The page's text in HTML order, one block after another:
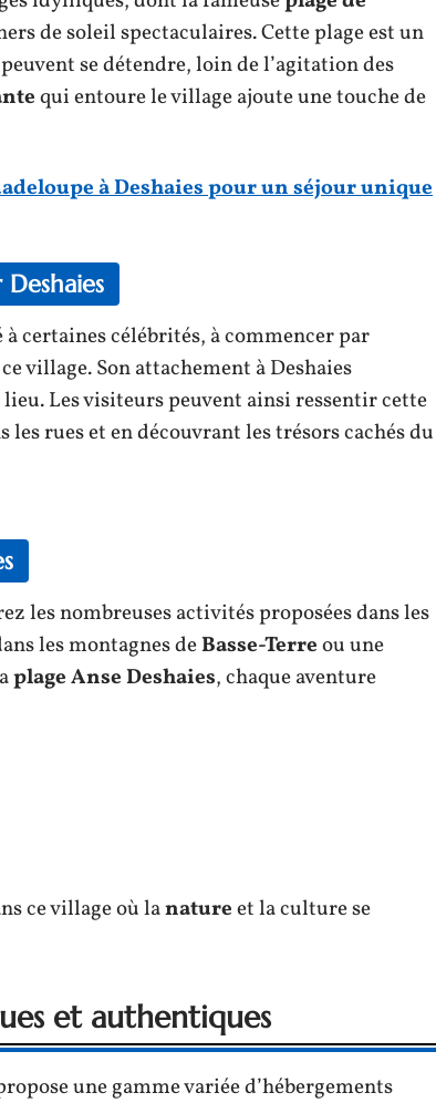
de soleil spectaculaires. Cette plage est un
se détendre, loin de l’agitation des
qui entoure le village ajoute une touche de
à Deshaies pour un séjour unique
à certaines célébrités, à commencer par
village. Son attachement à Deshaies
Les visiteurs peuvent ainsi ressentir cette
rues et en découvrant les trésors cachés du
les nombreuses activités proposées dans les
les montagnes deBasse-Terreou une
plage Anse Deshaies, chaque aventure
ce village où lanatureet la culture se
et authentiques
une gamme variée d’hébergements